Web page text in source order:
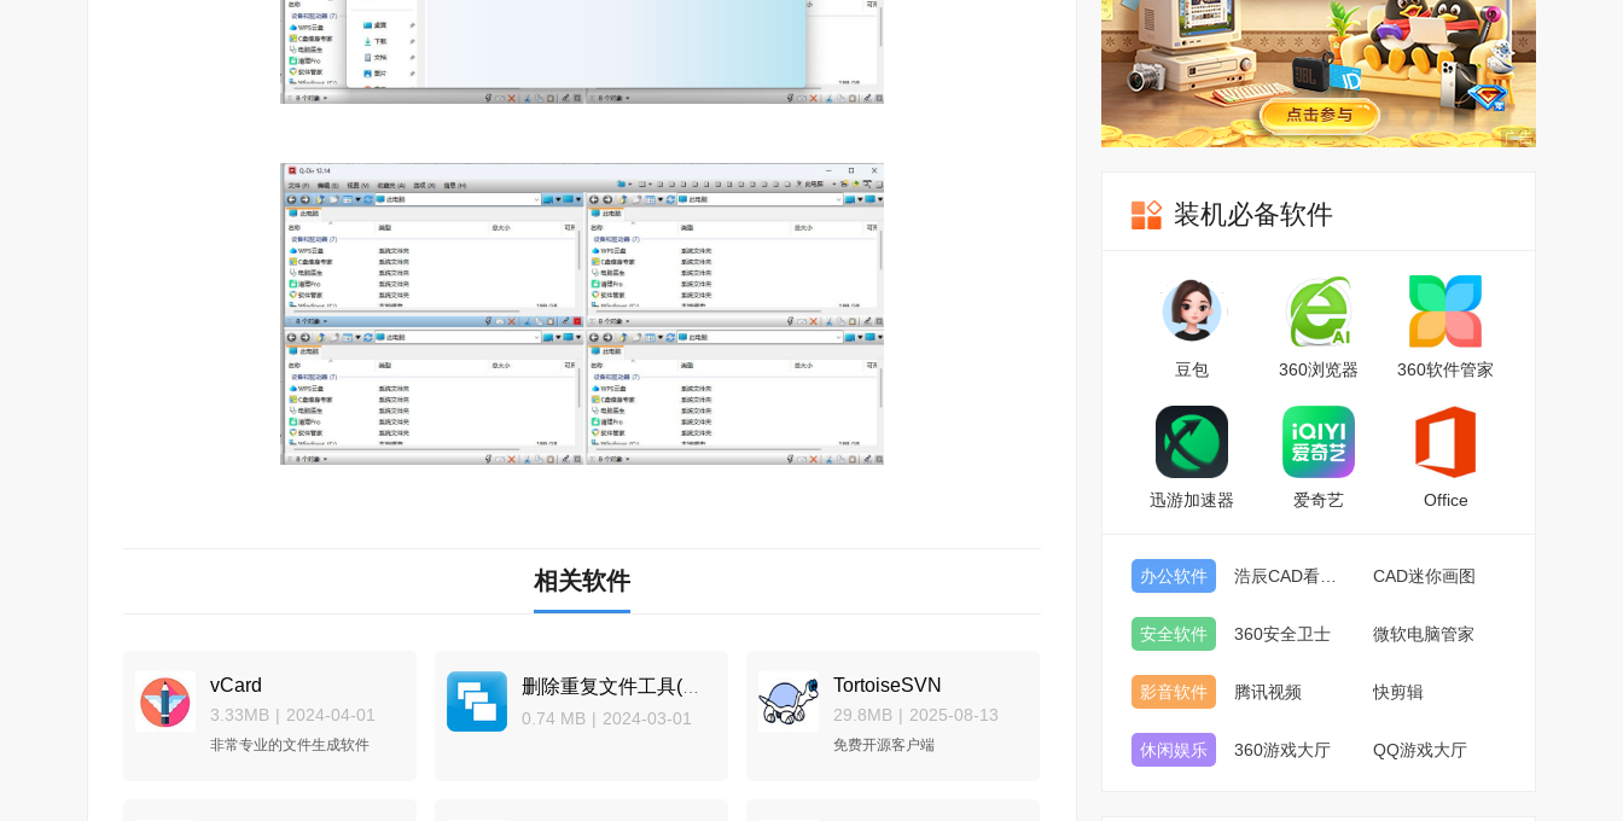
相关软件
vCard
3.33MB | 2024-04-01
非常专业的文件生成软件
0.74 MB | 2024-03-01
TortoiseSVN
29.8MB | 2025-08-13
免费开源客户端
装机必备软件
豆包 360浏览器 360软件管家
迅游加速器 爱奇艺 Office
办公软件 CAD迷你画图
安全软件 360安全卫士 微软电脑管家
影音软件 腾讯视频 快剪辑
休闲娱乐 360游戏大厅 QQ游戏大厅